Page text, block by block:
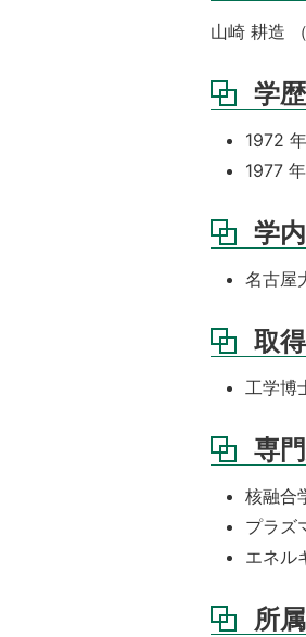
山崎 耕造
学歴
1972
1977
学
名古屋
取
工学博
専
核融合
プラズ
エネル
所